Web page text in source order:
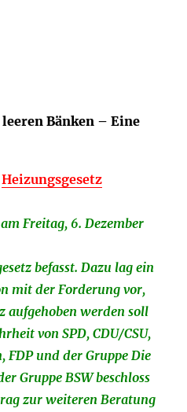
Bänken – Eine
Heizungsgesetz
Freitag, 6. Dezember
befasst. Dazu lag ein
mit der Forderung vor,
aufgehoben werden soll
von SPD, CDU/CSU,
FDP und der Gruppe Die
Gruppe BSW beschloss
zur weiteren Beratung